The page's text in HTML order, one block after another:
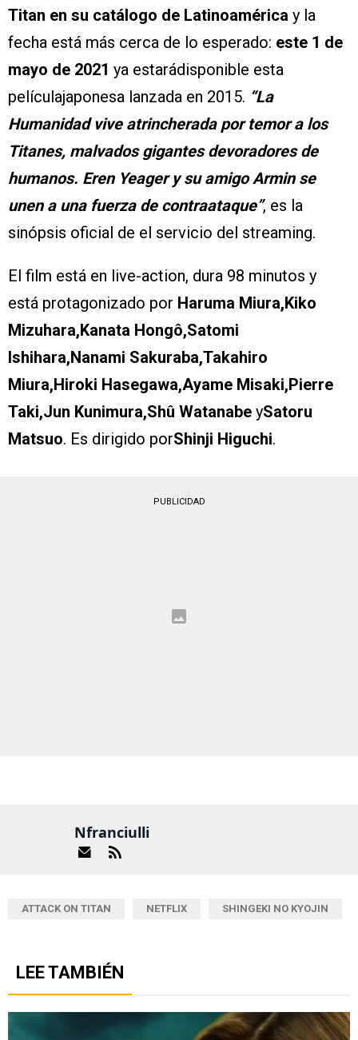
Titan en su catálogo de Latinoamérica y la
fecha está más cerca de lo esperado: este 1 de
mayo de 2021 ya estarádisponible esta
películajaponesa lanzada en 2015. “La
Humanidad vive atrincherada por temor a los
Titanes, malvados gigantes devoradores de
humanos. Eren Yeager y su amigo Armin se
unen a una fuerza de contraataque”, es la
sinópsis oficial de el servicio del streaming.
El film está en live-action, dura 98 minutos y
está protagonizado por Haruma Miura,Kiko
Mizuhara,Kanata Hongô,Satomi
Ishihara,Nanami Sakuraba,Takahiro
Miura,Hiroki Hasegawa,Ayame Misaki,Pierre
Taki,Jun Kunimura,Shû Watanabe ySatoru
Matsuo. Es dirigido porShinji Higuchi.
PUBLICIDAD
Nfranciulli
ATTACK ON TITAN NETFLIX SHINGEKI NO KYOJIN
LEE TAMBIÉN